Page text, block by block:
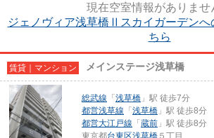
現在空室情報がありませ
ジェノヴィア浅草橋Ⅱスカイガーデンへ
ちら
賃貸｜マンション メインステージ浅草橋
総武線 「 浅草橋 」駅 徒歩7分
都営浅草線 「 浅草橋 」駅 徒歩8分
都営大江戸線 「 蔵前 」駅 徒歩8分
東京都台東区浅草橋 ５丁目